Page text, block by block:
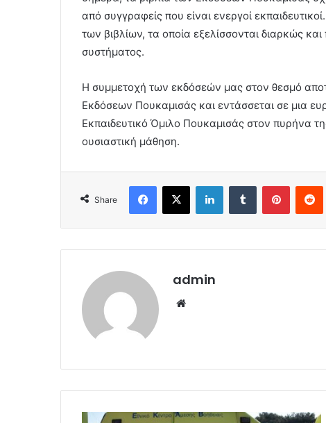
από συγγραφείς που είναι ενεργοί
των βιβλίων, τα οποία εξελίσσονται διαρκώς
συστήματος.
Η συμμετοχή των εκδόσεών μας στον θεσμό
Εκδόσεων Πουκαμισάς και εντάσσεται σε μια
Εκπαιδευτικό Όμιλο Πουκαμισάς στον πυρήνα
ουσιαστική μάθηση.
Share
Facebook
X LinkedInTumblr Pinterest
admin